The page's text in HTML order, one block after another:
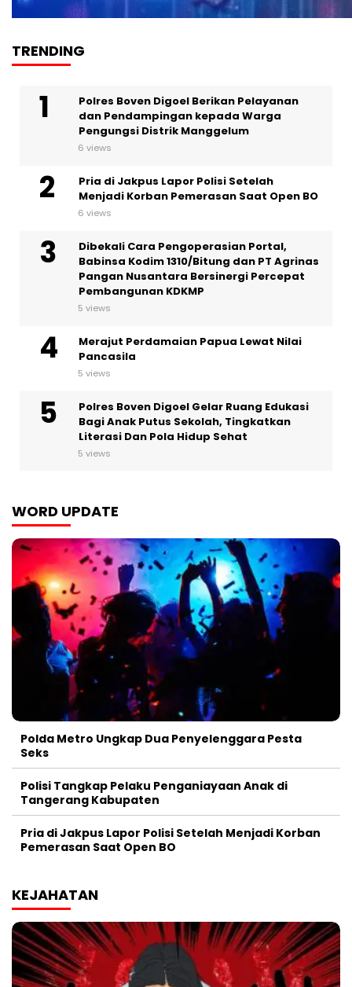
TRENDING
Polres Boven Digoel Berikan Pelayanan
dan Pendampingan kepada Warga
Pengungsi Distrik Manggelum
6 views
Pria di Jakpus Lapor Polisi Setelah
Menjadi Korban Pemerasan Saat Open BO
6 views
Dibekali Cara Pengoperasian Portal,
Babinsa Kodim 1310/Bitung dan PT Agrinas
Pangan Nusantara Bersinergi Percepat
Pembangunan KDKMP
5 views
Merajut Perdamaian Papua Lewat Nilai
Pancasila
5 views
Polres Boven Digoel Gelar Ruang Edukasi
Bagi Anak Putus Sekolah, Tingkatkan
Literasi Dan Pola Hidup Sehat
5 views
WORD UPDATE
Polda Metro Ungkap Dua Penyelenggara Pesta
Seks
Polisi Tangkap Pelaku Penganiayaan Anak di
Tangerang Kabupaten
Pria di Jakpus Lapor Polisi Setelah Menjadi Korban
Pemerasan Saat Open BO
KEJAHATAN